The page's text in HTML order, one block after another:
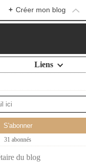
+ Créer mon blog
Liens
31 abonnés
du blog